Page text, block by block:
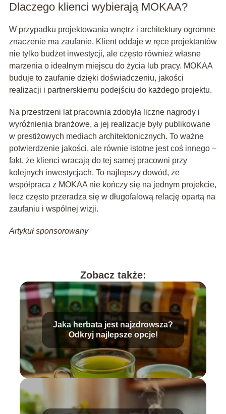
Dlaczego klienci wybierają MOKAA?
W przypadku projektowania wnętrz i architektury ogromne
znaczenie ma zaufanie. Klient oddaje w ręce projektantów
nie tylko budżet inwestycji, ale często również własne
marzenia o idealnym miejscu do życia lub pracy. MOKAA
buduje to zaufanie dzięki doświadczeniu, jakości
realizacji i partnerskiemu podejściu do każdego projektu.
Na przestrzeni lat pracownia zdobyła liczne nagrody i
wyróżnienia branżowe, a jej realizacje były publikowane
w prestiżowych mediach architektonicznych. To ważne
potwierdzenie jakości, ale równie istotne jest coś innego –
fakt, że klienci wracają do tej samej pracowni przy
kolejnych inwestycjach. To najlepszy dowód, że
współpraca z MOKAA nie kończy się na jednym projekcie,
lecz często przeradza się w długofalową relację opartą na
zaufaniu i wspólnej wizji.
Artykuł sponsorowany
Zobacz także:
Jaka herbata jest najzdrowsza?
Odkryj najlepsze opcje!